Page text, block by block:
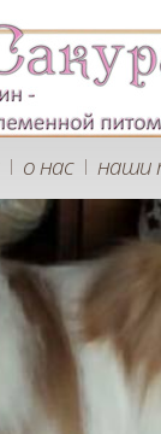
| о нас | наши